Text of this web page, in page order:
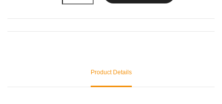
Product Details